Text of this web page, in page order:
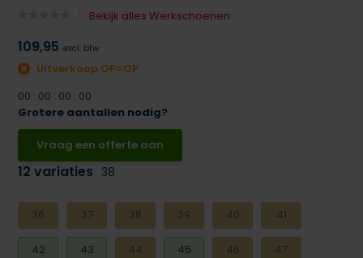
Bekijk alles Werkschoenen
109,95 excl. btw
Uitverkoop OP=OP
00 : 00 : 00 : 00
Grotere aantallen nodig?
Vraag een offerte aan
12 variaties 38
36 37 38 39 40 41
42 43 44 45 46 47